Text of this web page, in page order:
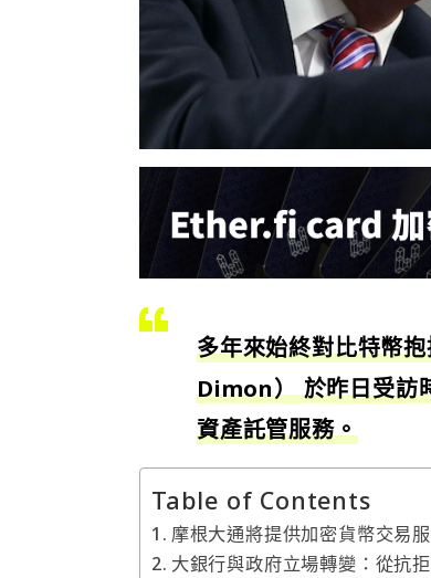
多年來始終對比特幣
Dimon） 於昨日受訪
資產託管服務。
Table of Contents
摩根大通將提供加密貨幣交易
大銀行與政府立場轉變：從抗